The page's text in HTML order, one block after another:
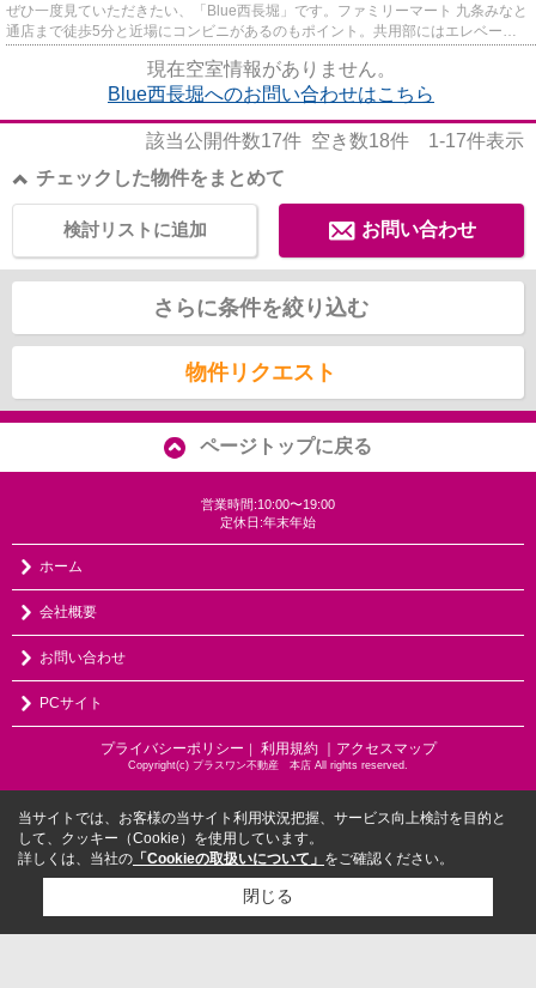
ぜひ一度見ていただきたい、「Blue西長堀」です。ファミリーマート 九条みなと
通店まで徒歩5分と近場にコンビニがあるのもポイント。共用部にはエレベー
現在空室情報がありません。
Blue西長堀へのお問い合わせはこちら
該当公開件数17件 空き数18件 1-17件表示
チェックした物件をまとめて
お問い合わせ
検討リストに追加
さらに条件を絞り込む
物件リクエスト
ページトップに戻る
営業時間:10:00〜19:00
定休日:年末年始
ホーム
会社概要
お問い合わせ
PCサイト
プライバシーポリシー ｜ 利用規約 ｜アクセスマップ
Copyright(c) プラスワン不動産 本店 All rights reserved.
当サイトでは、お客様の当サイト利用状況把握、サービス向上検討を目的と
して、クッキー（Cookie）を使用しています。
詳しくは、当社の 「Cookieの取扱いについて」 をご確認ください。
閉じる